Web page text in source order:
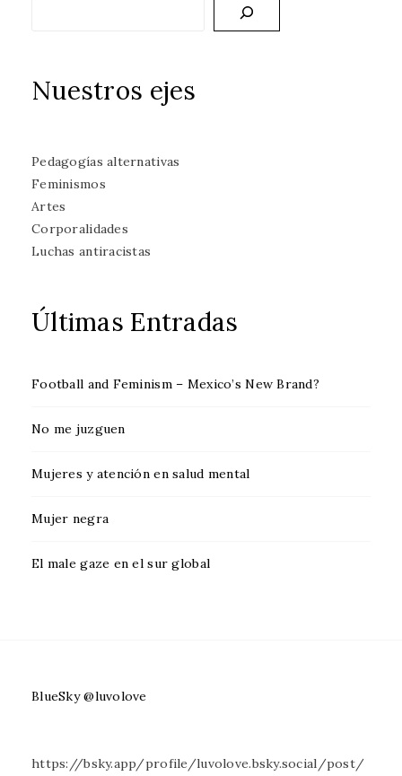
Nuestros ejes
Pedagogías alternativas
Feminismos
Artes
Corporalidades
Luchas antiracistas
Últimas Entradas
Football and Feminism – Mexico’s New Brand?
No me juzguen
Mujeres y atención en salud mental
Mujer negra
El male gaze en el sur global
BlueSky @luvolove
https://bsky.app/profile/luvolove.bsky.social/post/